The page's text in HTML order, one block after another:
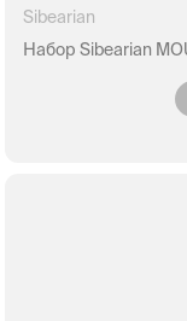
Sibearian
Набор Sibearian